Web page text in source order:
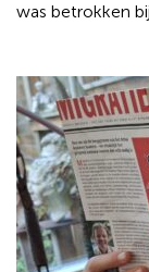
was betrokken